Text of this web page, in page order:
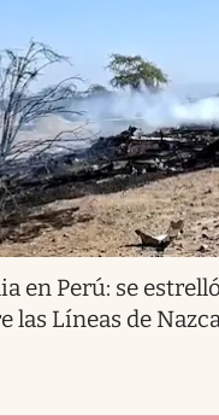
en Perú: se
las Líneas de